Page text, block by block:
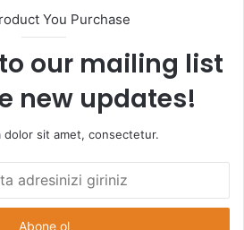
You Purchase
our mailing list
new updates!
dolor sit amet, consectetur.